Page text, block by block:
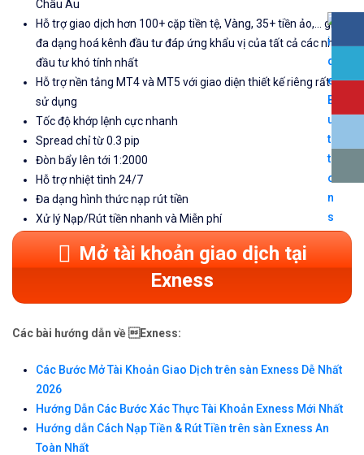
Châu Âu
Hỗ trợ giao dịch hơn 100+ cặp tiền tệ, Vàng, 35+ tiền ảo,... giúp
đa dạng hoá kênh đầu tư đáp ứng khẩu vị của tất cả các nhà
đầu tư khó tính nhất
Hỗ trợ nền tảng MT4 và MT5 với giao diện thiết kế riêng rất dễ
sử dụng
Tốc độ khớp lệnh cực nhanh
Spread chỉ từ 0.3 pip
Đòn bẩy lên tới 1:2000
Hỗ trợ nhiệt tình 24/7
Đa dạng hình thức nạp rút tiền
Xử lý Nạp/Rút tiền nhanh và Miễn phí
Mở tài khoản giao dịch tại
Exness
Các bài hướng dẫn về Exness:
Các Bước Mở Tài Khoản Giao Dịch trên sàn Exness Dễ Nhất
2026
Hướng Dẫn Các Bước Xác Thực Tài Khoản Exness Mới Nhất
Hướng dẫn Cách Nạp Tiền & Rút Tiền trên sàn Exness An
Toàn Nhất